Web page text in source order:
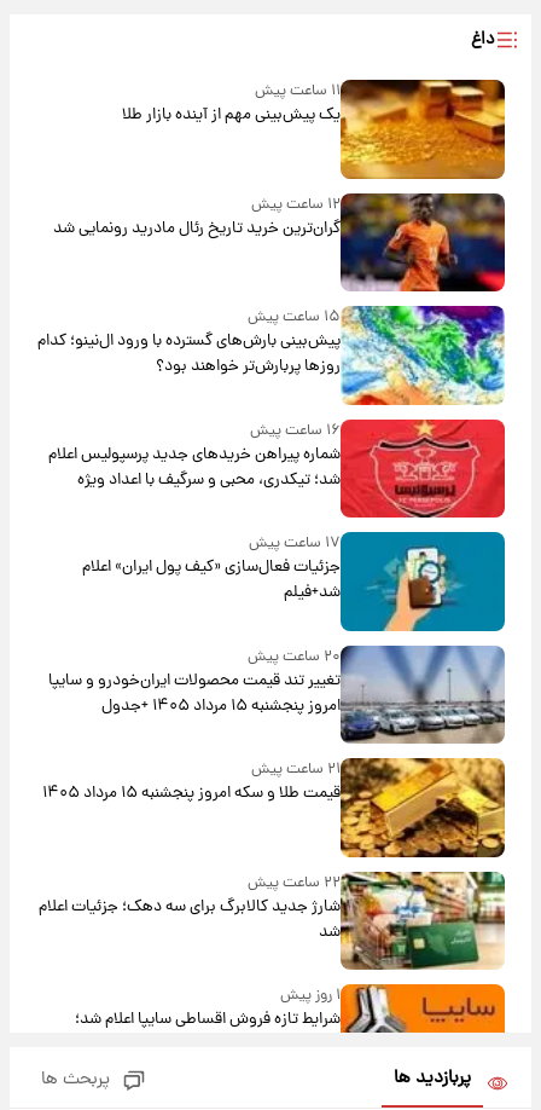
داغ
۱۱ ساعت پیش
یک پیش‌بینی مهم از آینده بازار طلا
۱۲ ساعت پیش
گران‌ترین خرید تاریخ رئال مادرید رونمایی شد
۱۵ ساعت پیش
پیش‌بینی بارش‌های گسترده با ورود ال‌نینو؛ کدام
روزها پربارش‌تر خواهند بود؟
۱۶ ساعت پیش
شماره پیراهن خریدهای جدید پرسپولیس اعلام
شد؛ تیکدری، محبی و سرگیف با اعداد ویژه
۱۷ ساعت پیش
جزئیات فعال‌سازی «کیف پول ایران» اعلام
شد+فیلم
۲۰ ساعت پیش
تغییر تند قیمت محصولات ایران‌خودرو و سایپا
امروز پنجشنبه ۱۵ مرداد ۱۴۰۵ +جدول
۲۱ ساعت پیش
قیمت طلا و سکه امروز پنجشنبه ۱۵ مرداد ۱۴۰۵
۲۲ ساعت پیش
شارژ جدید کالابرگ برای سه دهک؛ جزئیات اعلام
شد
۱ روز پیش
شرایط تازه فروش اقساطی سایپا اعلام شد؛
پربازدید ها پربحث ها